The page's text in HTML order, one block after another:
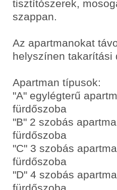
tisztítószerek,
szappan.
Az apartmanokat
helyszínen takarítási
Apartman típusok:
"A" egylégterű
fürdőszoba
"B" 2 szobás
fürdőszoba
"C" 3 szobás
fürdőszoba
"D" 4 szobás